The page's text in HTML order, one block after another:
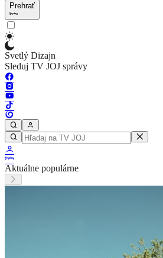
Prehrať
Svetlý Dizajn
Sleduj TV JOJ správy
Aktuálne populárne